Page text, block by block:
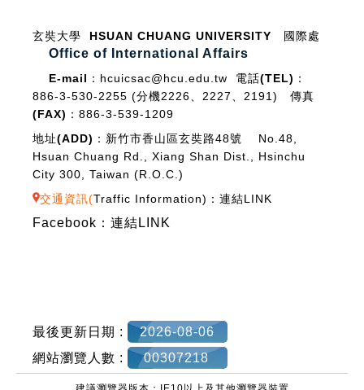
玄奘大學 HSUAN CHUANG UNIVERSITY 國際處
Office of International Affairs
E-mail： hcuicsac@hcu.edu.tw 電話(TEL)：
886-3-530-2255 (分機2226、2227、2191) 傳真
(FAX)： 886-3-539-1209
地址(ADD)： 新竹市香山區玄奘路48號 No.48,
Hsuan Chuang Rd., Xiang Shan Dist., Hsinchu
City 300, Taiwan (R.O.C.)
交通資訊(Traffic Information)： 連結LINK
Facebook： 連結LINK
最後更新日期 :
2026-08-06
網站瀏覽人數 :
00307218